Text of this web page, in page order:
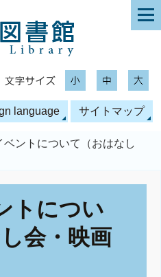
文字サイズ
language サイトマップ
ベントについて（おはなし
トについ
会・映画